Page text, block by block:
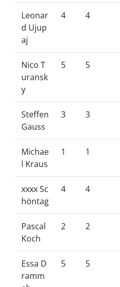
Leonar
d Ujup
aj
4 4
Nico T
uransk
y
5 5
Steffen
Gauss
3 3
Michae
l Kraus
1 1
xxxx Sc
höntag
4 4
Pascal
Koch
2 2
Essa D
ramm
5 5